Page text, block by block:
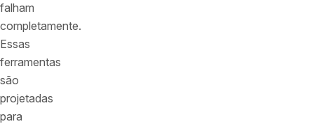
falham
completamente.
Essas
ferramentas
são
projetadas
para